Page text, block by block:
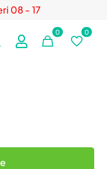
08 - 17
0 0